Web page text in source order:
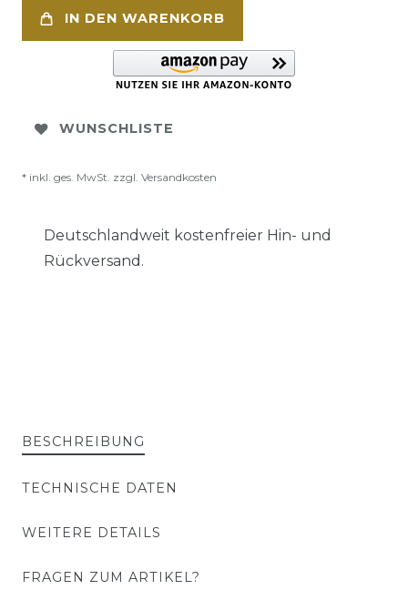
IN DEN WARENKORB
WUNSCHLISTE
* inkl. ges. MwSt. zzgl. Versandkosten
Deutschlandweit kostenfreier Hin- und
Rückversand.
BESCHREIBUNG
TECHNISCHE DATEN
WEITERE DETAILS
FRAGEN ZUM ARTIKEL?